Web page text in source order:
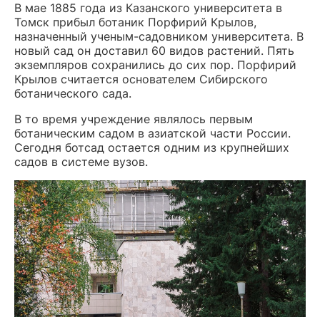
В мае 1885 года из Казанского университета в
Томск прибыл ботаник Порфирий Крылов,
назначенный ученым-садовником университета. В
новый сад он доставил 60 видов растений. Пять
экземпляров сохранились до сих пор. Порфирий
Крылов считается основателем Сибирского
ботанического сада.
В то время учреждение являлось первым
ботаническим садом в азиатской части России.
Сегодня ботсад остается одним из крупнейших
садов в системе вузов.